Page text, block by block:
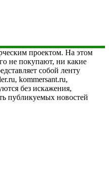
проектом. На этом
не покупают, ни какие
собой ленту
kommersant.ru,
без искажения,
публикуемых новостей